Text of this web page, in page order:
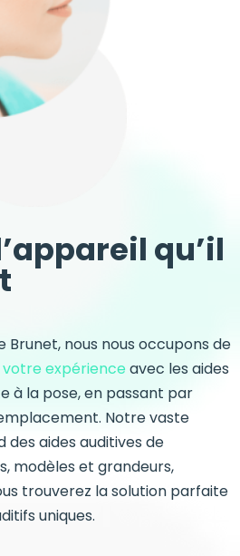
qu’il
Brunet, nous nous occupons de
votre expérience avec les aides
à la pose, en passant par
Notre vaste
aides auditives de
modèles et grandeurs,
trouverez la solution parfaite
uniques.